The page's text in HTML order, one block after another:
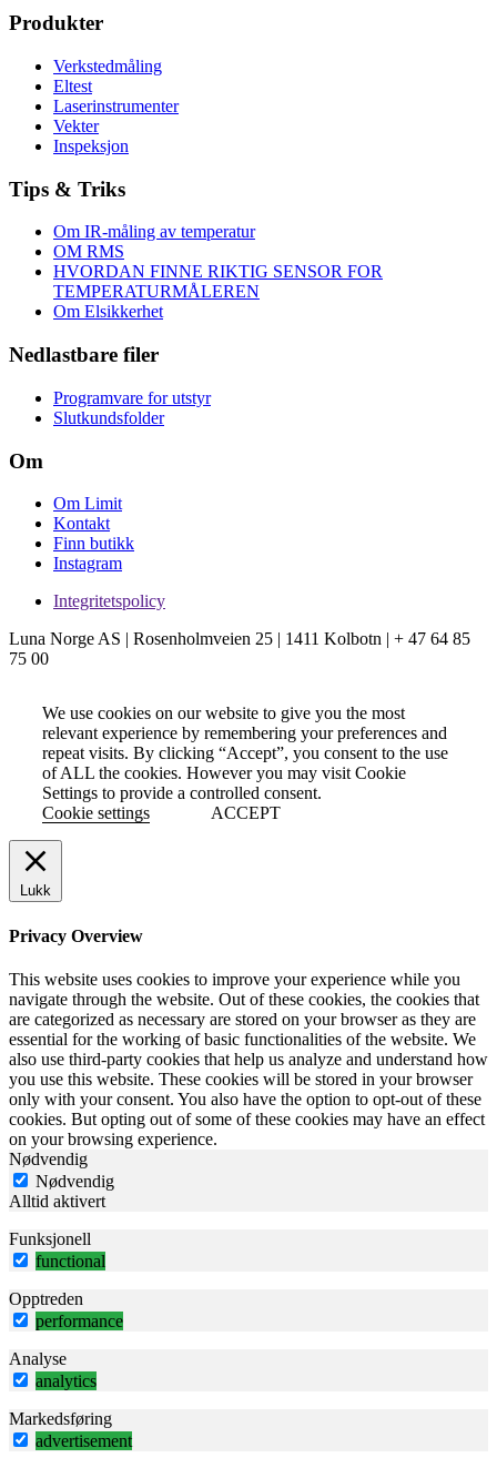
Produkter
Verkstedmåling
Eltest
Laserinstrumenter
Vekter
Inspeksjon
Tips & Triks
Om IR-måling av temperatur
OM RMS
HVORDAN FINNE RIKTIG SENSOR FOR
TEMPERATURMÅLEREN
Om Elsikkerhet
Nedlastbare filer
Programvare for utstyr
Slutkundsfolder
Om
Om Limit
Kontakt
Finn butikk
Instagram
Integritetspolicy
Luna Norge AS | Rosenholmveien 25 | 1411 Kolbotn | + 47 64 85
75 00
We use cookies on our website to give you the most
relevant experience by remembering your preferences and
repeat visits. By clicking “Accept”, you consent to the use
of ALL the cookies. However you may visit Cookie
Settings to provide a controlled consent.
Cookie settings
ACCEPT
Lukk
Privacy Overview
This website uses cookies to improve your experience while you
navigate through the website. Out of these cookies, the cookies that
are categorized as necessary are stored on your browser as they are
essential for the working of basic functionalities of the website. We
also use third-party cookies that help us analyze and understand how
you use this website. These cookies will be stored in your browser
only with your consent. You also have the option to opt-out of these
cookies. But opting out of some of these cookies may have an effect
on your browsing experience.
Nødvendig
Nødvendig
Alltid aktivert
Funksjonell
functional
Opptreden
performance
Analyse
analytics
Markedsføring
advertisement